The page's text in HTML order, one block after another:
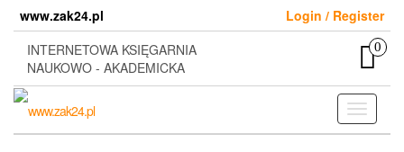
content
www.zak24.pl
Login / Register
INTERNETOWA KSIĘGARNIA
NAUKOWO - AKADEMICKA
0
Toggle